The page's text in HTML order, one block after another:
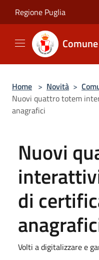
Regione Puglia
Home > Novità >
Nuovi quattro totem
anagrafici
Nuovi
di
Volti a digitalizzare e